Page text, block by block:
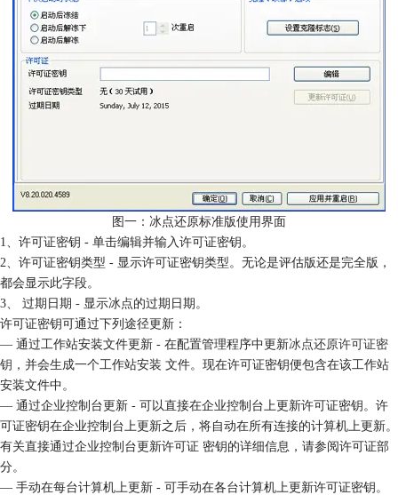
图一：冰点还原标准版使用界面
1、许可证密钥 - 单击编辑并输入许可证密钥。
2、许可证密钥类型 - 显示许可证密钥类型。无论是评估版还是完全版，
都会显示此字段。
3、 过期日期 - 显示冰点的过期日期。
许可证密钥可通过下列途径更新：
— 通过工作站安装文件更新 - 在配置管理程序中更新冰点还原许可证密
钥 ，并会生成一个工作站安装 文件。现在许可证密钥便包含在该工作站
安装文件中。
— 通过企业控制台更新 - 可以直接在企业控制台上更新许可证密钥。许
可证密钥在企业控制台上更新之后，将自动在所有连接的计算机上更新。
有关直接通过企业控制台更新许可证 密钥的详细信息，请参阅许可证部
分。
— 手动在每台计算机上更新 - 可手动在各台计算机上更新许可证密钥。